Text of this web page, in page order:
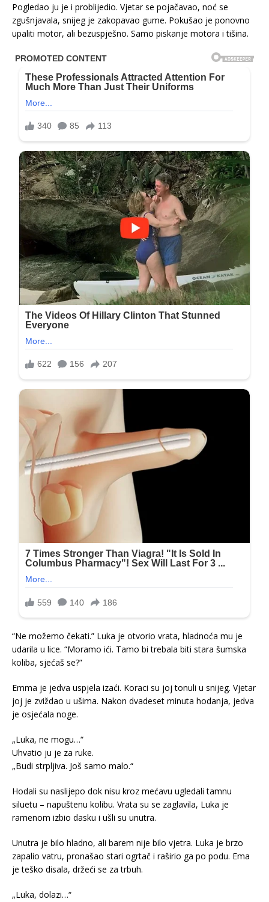
Pogledao ju je i problijedio. Vjetar se pojačavao, noć se
zgušnjavala, snijeg je zakopavao gume. Pokušao je ponovno
upaliti motor, ali bezuspješno. Samo piskanje motora i tišina.
“Ne možemo čekati.” Luka je otvorio vrata, hladnoća mu je
udarila u lice. “Moramo ići. Tamo bi trebala biti stara šumska
koliba, sjećaš se?”
Emma je jedva uspjela izaći. Koraci su joj tonuli u snijeg. Vjetar
joj je zviždao u ušima. Nakon dvadeset minuta hodanja, jedva
je osjećala noge.
„Luka, ne mogu…“
Uhvatio ju je za ruke.
„Budi strpljiva. Još samo malo.“
Hodali su naslijepo dok nisu kroz mećavu ugledali tamnu
siluetu – napuštenu kolibu. Vrata su se zaglavila, Luka je
ramenom izbio dasku i ušli su unutra.
Unutra je bilo hladno, ali barem nije bilo vjetra. Luka je brzo
zapalio vatru, pronašao stari ogrtač i raširio ga po podu. Ema
je teško disala, držeći se za trbuh.
„Luka, dolazi…“